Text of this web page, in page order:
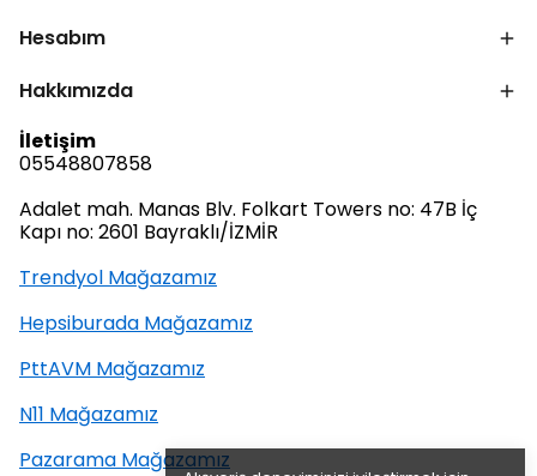
Hesabım
Hakkımızda
İletişim
05548807858
Adalet mah. Manas Blv. Folkart Towers no: 47B İç
Kapı no: 2601 Bayraklı/İZMİR
Trendyol Mağazamız
Hepsiburada Mağazamız
PttAVM Mağazamız
N11 Mağazamız
Pazarama Mağazamız